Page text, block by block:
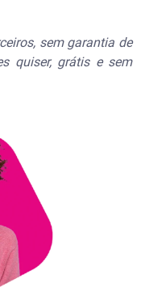
sem garantia de
quiser, grátis e sem